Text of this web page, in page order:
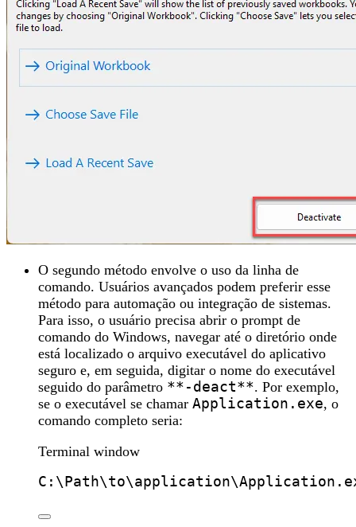
O segundo método envolve o uso da linha de
comando. Usuários avançados podem preferir esse
método para automação ou integração de sistemas.
Para isso, o usuário precisa abrir o prompt de
comando do Windows, navegar até o diretório onde
está localizado o arquivo executável do aplicativo
seguro e, em seguida, digitar o nome do executável
seguido do parâmetro **-deact**. Por exemplo,
se o executável se chamar Application.exe, o
comando completo seria:
Terminal window